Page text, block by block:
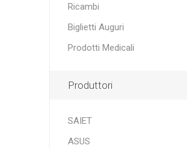
Ricambi
Biglietti Auguri
Prodotti Medicali
Produttori
SAIET
ASUS